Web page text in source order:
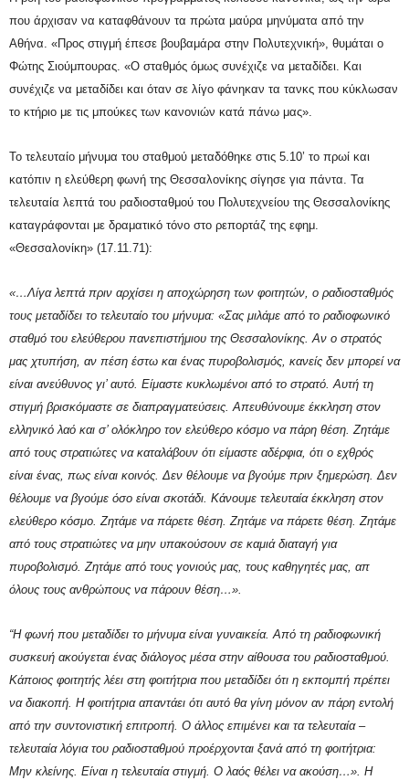
που άρχισαν να καταφθάνουν τα πρώτα μαύρα μηνύματα από την
Αθήνα. «Προς στιγμή έπεσε βουβαμάρα στην Πολυτεχνική», θυμάται ο
Φώτης Σιούμπουρας. «Ο σταθμός όμως συνέχιζε να μεταδίδει. Και
συνέχιζε να μεταδίδει και όταν σε λίγο φάνηκαν τα τανκς που κύκλωσαν
το κτήριο με τις μπούκες των κανονιών κατά πάνω μας».
Το τελευταίο μήνυμα του σταθμού μεταδόθηκε στις 5.10’ το πρωί και
κατόπιν η ελεύθερη φωνή της Θεσσαλονίκης σίγησε για πάντα. Τα
τελευταία λεπτά του ραδιοσταθμού του Πολυτεχνείου της Θεσσαλονίκης
καταγράφονται με δραματικό τόνο στο ρεπορτάζ της εφημ.
«Θεσσαλονίκη» (17.11.71):
«…Λίγα λεπτά πριν αρχίσει η αποχώρηση των φοιτητών, ο ραδιοσταθμός
τους μεταδίδει το τελευταίο του μήνυμα: «Σας μιλάμε από το ραδιοφωνικό
σταθμό του ελεύθερου πανεπιστήμιου της Θεσσαλονίκης. Αν ο στρατός
μας χτυπήση, αν πέση έστω και ένας πυροβολισμός, κανείς δεν μπορεί να
είναι ανεύθυνος γι’ αυτό. Είμαστε κυκλωμένοι από το στρατό. Αυτή τη
στιγμή βρισκόμαστε σε διαπραγματεύσεις. Απευθύνουμε έκκληση στον
ελληνικό λαό και σ’ ολόκληρο τον ελεύθερο κόσμο να πάρη θέση.Ζητάμε
από τους στρατιώτες να καταλάβουν ότι είμαστε αδέρφια, ότι ο εχθρός
είναι ένας, πως είναι κοινός. Δεν θέλουμε να βγούμε πριν ξημερώση. Δεν
θέλουμε να βγούμε όσο είναι σκοτάδι. Κάνουμε τελευταία έκκληση στον
ελεύθερο κόσμο. Ζητάμε να πάρετε θέση. Ζητάμε να πάρετε θέση.Ζητάμε
από τους στρατιώτες να μην υπακούσουν σε καμιά διαταγή για
πυροβολισμό. Ζητάμε από τους γονιούς μας, τους καθηγητές μας, απ
όλους τους ανθρώπους να πάρουν θέση…».
“Η φωνή που μεταδίδει το μήνυμα είναι γυναικεία. Από τη ραδιοφωνική
συσκευή ακούγεται ένας διάλογος μέσα στην αίθουσα του ραδιοσταθμού.
Κάποιος φοιτητής λέει στη φοιτήτρια που μεταδίδει ότι η εκπομπή πρέπει
να διακοπή. Η φοιτήτρια απαντάει ότι αυτό θα γίνη μόνον αν πάρη εντολή
από την συντονιστική επιτροπή. Ο άλλος επιμένει και τα τελευταία –
τελευταία λόγια του ραδιοσταθμού προέρχονται ξανά από τη φοιτήτρια:
Μην κλείνης. Είναι η τελευταία στιγμή. Ο λαός θέλει να ακούση…». Η